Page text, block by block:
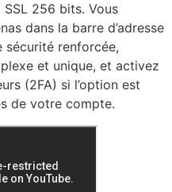
256 bits. Vous
dans la barre d’adresse
sécurité renforcée,
et unique, et activez
(2FA) si l’option est
de votre compte.